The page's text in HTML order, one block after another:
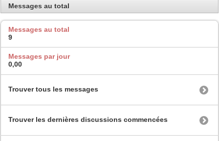
Messages au total
Messages au total
9
Messages par jour
0,00
Trouver tous les messages
Trouver les dernières discussions commencées